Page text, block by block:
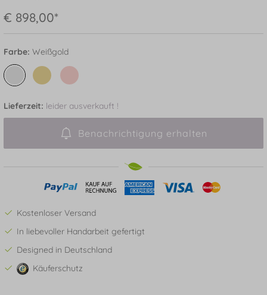
€ 898,00*
Farbe: Weißgold
Lieferzeit: leider ausverkauft !
Benachrichtigung erhalten
Kostenloser Versand
In liebevoller Handarbeit gefertigt
Designed in Deutschland
Käuferschutz